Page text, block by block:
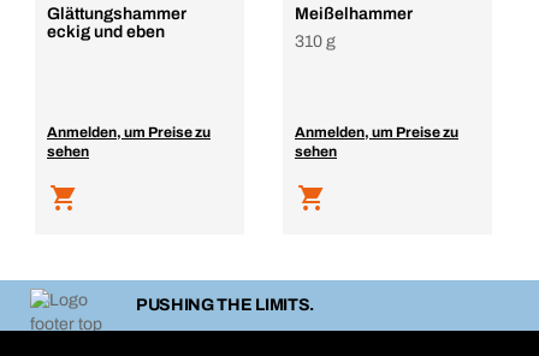
Glättungshammer
eckig und eben
Anmelden, um Preise zu
sehen
Meißelhammer
310 g
Anmelden, um Preise zu
sehen
PUSHING THE LIMITS.